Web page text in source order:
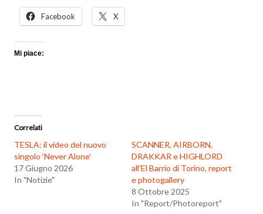
Facebook X
Mi piace:
Correlati
TESLA: il video del nuovo
singolo ‘Never Alone’
17 Giugno 2026
In "Notizie"
SCANNER, AIRBORN,
DRAKKAR e HIGHLORD
all’El Barrio di Torino, report
e photogallery
8 Ottobre 2025
In "Report/Photoreport"